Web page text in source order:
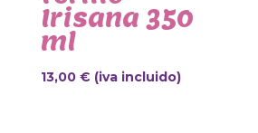
Irisana 350
ml
13,00 € (iva incluido)